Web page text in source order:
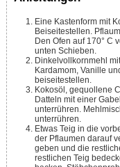
Eine Kastenform mit
Beiseitestellen.
Den Ofen auf 170° C
unten Schieben.
Dinkelvollkornmehl
Kardamom, Vanille
beiseitestellen.
Kokosöl, gequollene
Datteln mit einer
unterrühren.
unterrühren.
Etwas Teig in die
der Pflaumen darauf
geben und die
restlichen Teig